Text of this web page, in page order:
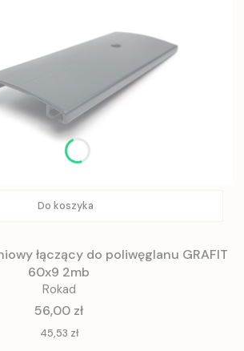
Do koszyka
łączący do poliwęglanu GRAFIT
60x9 2mb
Rokad
Cena
56,00 zł
Cena
45,53 zł